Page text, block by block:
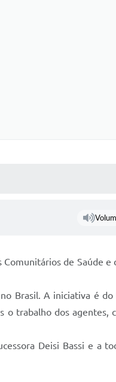
de Saúde e
Brasil. A iniciativa é
o trabalho dos
Deisi Bassi e a